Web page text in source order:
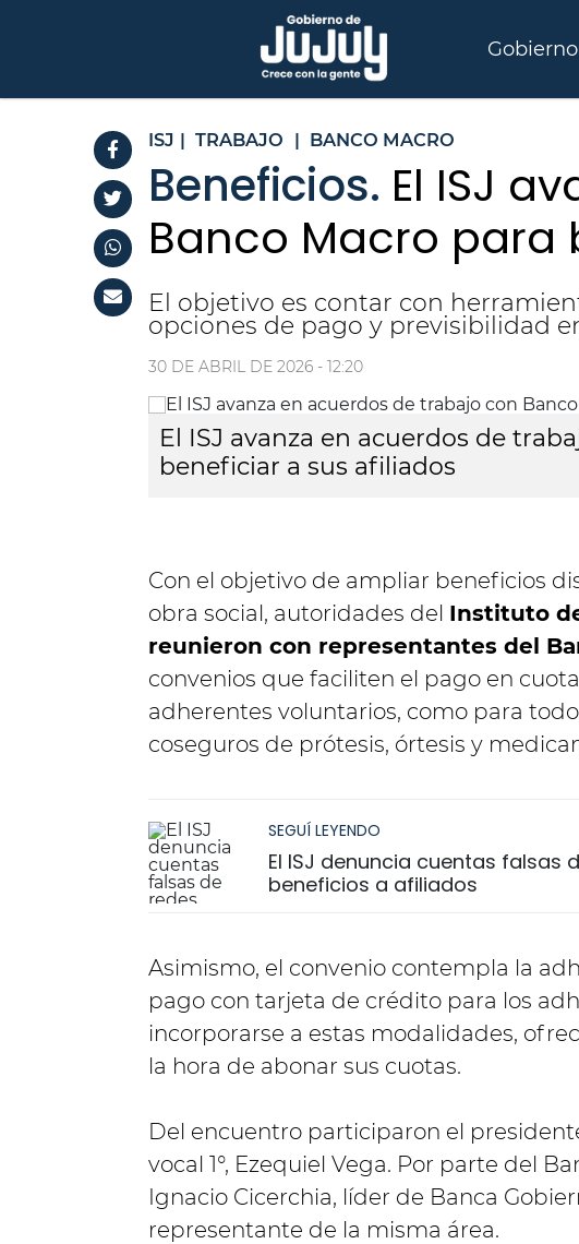
Gobierno
ISJ | TRABAJO | BANCO MACRO
Beneficios. El ISJ
Banco Macro para
El objetivo es contar con
opciones de pago y previsibilidad
30 DE ABRIL DE 2026 - 12:20
El ISJ avanza en acuerdos de
beneficiar a sus afiliados
Con el objetivo de ampliar beneficios
obra social, autoridades del Instituto
reunieron con representantes del
convenios que faciliten el pago en
adherentes voluntarios, como para
coseguros de prótesis, órtesis y
SEGUÍ LEYENDO
El ISJ denuncia cuentas falsas
beneficios a afiliados
Asimismo, el convenio contempla la
pago con tarjeta de crédito para los
incorporarse a estas modalidades,
la hora de abonar sus cuotas.
Del encuentro participaron el
vocal 1°, Ezequiel Vega. Por parte del
Ignacio Cicerchia, líder de Banca
representante de la misma área.